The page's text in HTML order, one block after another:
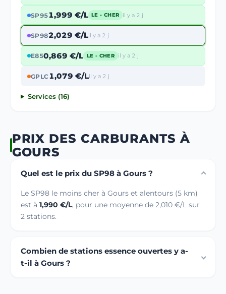
SP951,999 €/L LE - CHER il y a 2 j
SP982,029 €/Lil y a 2 j
E850,869 €/L LE - CHER il y a 2 j
GPLC1,079 €/Lil y a 2 j
Services (16)
PRIX DES CARBURANTS À
GOURS
Quel est le prix du SP98 à Gours ?
Le SP98 le moins cher à Gours et alentours (5 km)
est à 1,990 €/L, pour une moyenne de 2,010 €/L sur
2 stations.
Combien de stations essence ouvertes y a-
t-il à Gours ?